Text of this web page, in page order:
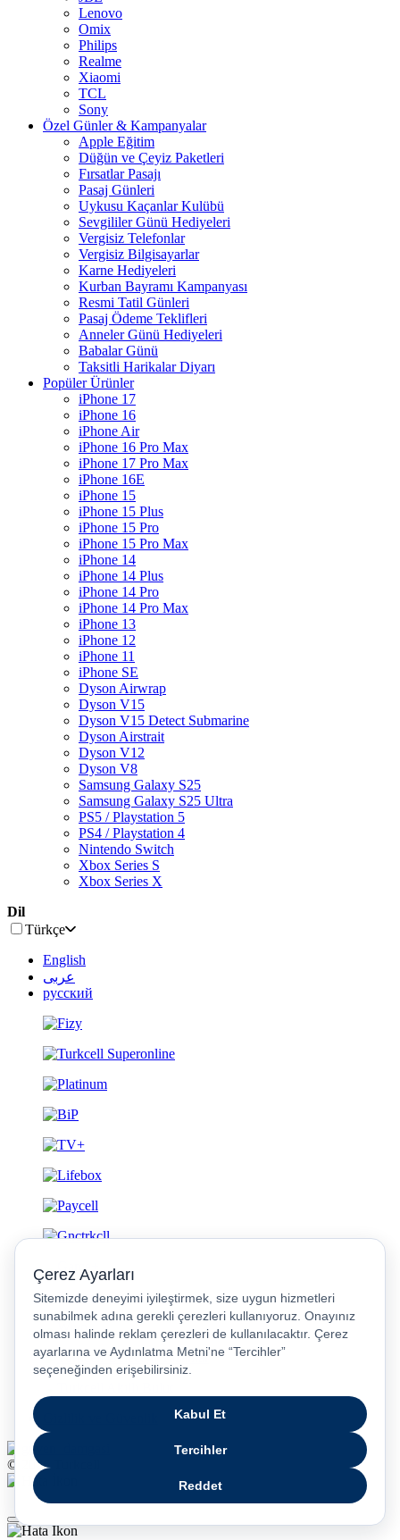
Lenovo
Omix
Philips
Realme
Xiaomi
TCL
Sony
Özel Günler & Kampanyalar
Apple Eğitim
Düğün ve Çeyiz Paketleri
Fırsatlar Pasajı
Pasaj Günleri
Uykusu Kaçanlar Kulübü
Sevgililer Günü Hediyeleri
Vergisiz Telefonlar
Vergisiz Bilgisayarlar
Karne Hediyeleri
Kurban Bayramı Kampanyası
Resmi Tatil Günleri
Pasaj Ödeme Teklifleri
Anneler Günü Hediyeleri
Babalar Günü
Taksitli Harikalar Diyarı
Popüler Ürünler
iPhone 17
iPhone 16
iPhone Air
iPhone 16 Pro Max
iPhone 17 Pro Max
iPhone 16E
iPhone 15
iPhone 15 Plus
iPhone 15 Pro
iPhone 15 Pro Max
iPhone 14
iPhone 14 Plus
iPhone 14 Pro
iPhone 14 Pro Max
iPhone 13
iPhone 12
iPhone 11
iPhone SE
Dyson Airwrap
Dyson V15
Dyson V15 Detect Submarine
Dyson Airstrait
Dyson V12
Dyson V8
Samsung Galaxy S25
Samsung Galaxy S25 Ultra
PS5 / Playstation 5
PS4 / Playstation 4
Nintendo Switch
Xbox Series S
Xbox Series X
Dil
Türkçe
English
عربى
русский
© 2026 Turkcell